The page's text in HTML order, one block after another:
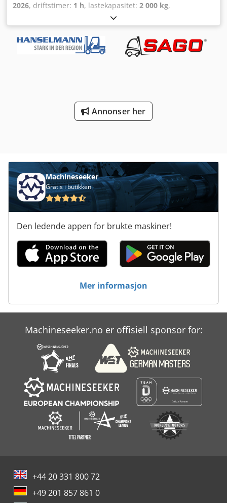
2026, driftstimer: 1 h, lastekapasitet: 2 000 kg,
, byggehøyde:
gaffellengde:1 150 mm, egenvekt:411 kg, total lengde:
1 668 mm, drivtype: Elektro , konstruksjonsbredde: 729
, Lavt løftevogn Lastens tyngdepunkt: 600
Gaffelbredde: 173 mm Gaffeltykkelse: 60 mm Dkodjzkcr
Batteriprodusent: Noblelift Batteritype: Litium-ion
Batteriets produksjonsår: 2026 Beskrivelse: I tillegg til
denne enheten tilbyr vi også andre trucker og
selvsagt også din brukte truck, selv om du ikke kjøper en
ny hos oss. Leasing og finansiering til fordelaktige
betingelser er tilgjengelig på forespørsel. Vi gir deg gjerne
kompetent og detaljert rådgivning om våre kjøretøy.
Impulsstyring, ikke-smussende dekk, litium-ion-teknologi.
Annonser her
Machineseeker
Gratis i butikken
Den ledende appen for brukte maskiner!
Mer informasjon
Machineseeker.no er offisiell sponsor for:
+44 20 331 800 72
+49 201 857 861 0